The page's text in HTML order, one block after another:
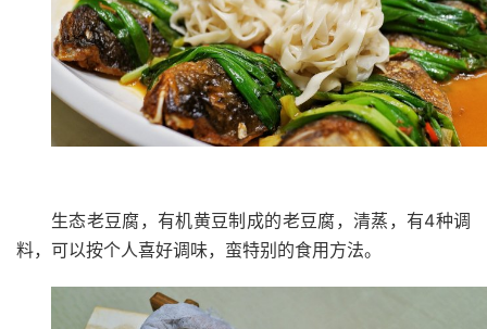
生态老豆腐，有机黄豆制成的老豆腐，清蒸，有4种调
料，可以按个人喜好调味，蛮特别的食用方法。